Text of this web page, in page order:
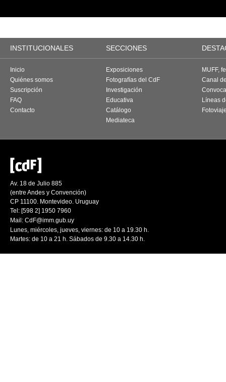
INSTITUCIONALES SECCIONES
Inicio
Quiénes somos
Suscripción
FAQ
Contacto
Exposiciones
Fotografías del CdF
Investigación
Educativa
Catálogo
Mediateca
MUFF,
Canal
Líneas
Av. 18 de Julio 885
(entre Andes y Convención)
CP 11100. Montevideo. Uruguay
Tel: [598 2] 1950 7960
Mail: CdF@imm.gub.uy
Lunes, miércoles, jueves, viernes: de 10 a 19.30 h.
Martes: de 10 a 21 h. Sábados de 9.30 a 14.30 h.